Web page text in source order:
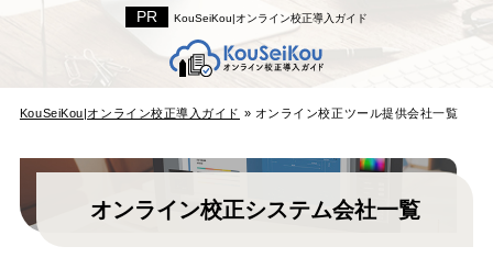
KouSeiKou|オンライン校正導入ガイド
KouSeiKou|オンライン校正導入ガイド » オンライン校正ツール提供会社一覧
オンライン校正システム会社一覧